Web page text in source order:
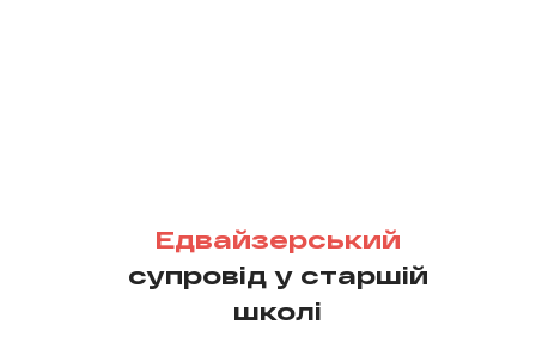
Едвайзерський
супровід у старшій
школі